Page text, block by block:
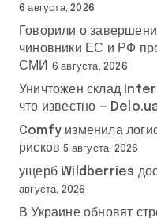
6 августа, 2026
Говорили о
чиновники ЕС и РФ
СМИ
6 августа, 2026
Уничтожен склад
что известно —
Comfy изменила
рисков 5 августа, 2026
ущерб Wildberries
августа, 2026
В Украине обновят